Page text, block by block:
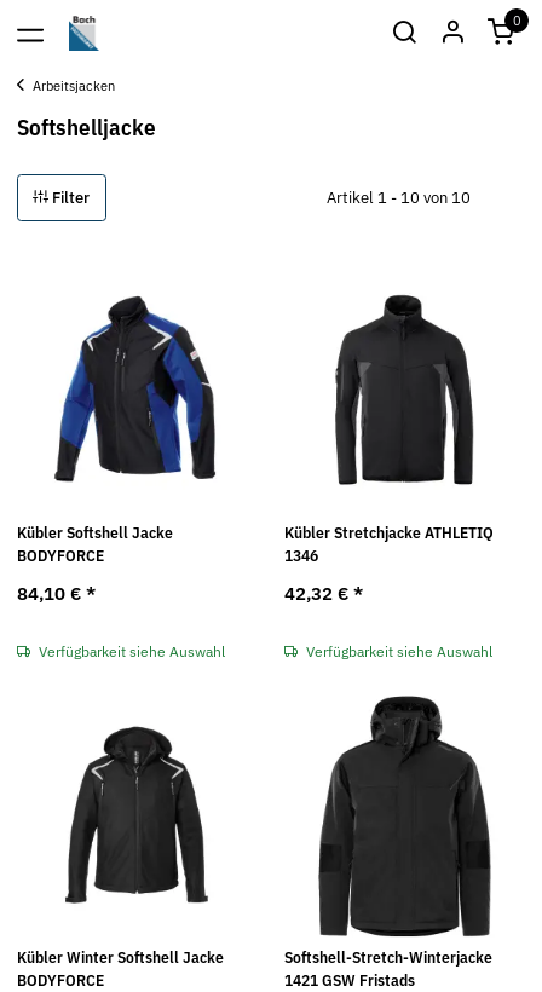
0
Arbeitsjacken
Softshelljacke
Filter Artikel 1 - 10 von 10
Kübler Softshell Jacke
BODYFORCE
84,10 € *
Verfügbarkeit siehe Auswahl
Kübler Stretchjacke ATHLETIQ
1346
42,32 € *
Verfügbarkeit siehe Auswahl
Kübler Winter Softshell Jacke
BODYFORCE
Softshell-Stretch-Winterjacke
1421 GSW Fristads